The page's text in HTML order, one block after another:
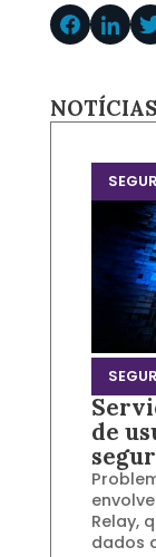
de
Relay,
dados